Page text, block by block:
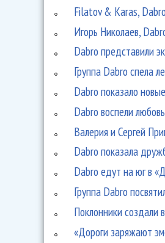
Filatov & Karas,
Игорь Николаев,
Dabro представили
Группа Dabro спела
Dabro показало
Dabro воспели
Валерия и Сергей
Dabro показала
Dabro едут на юг в
Группа Dabro
Поклонники создали
«Дороги заряжают